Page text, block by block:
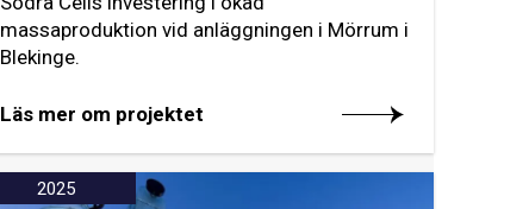
massaproduktion vid anläggningen i Mörrum i
Blekinge.
Läs mer om projektet
2025